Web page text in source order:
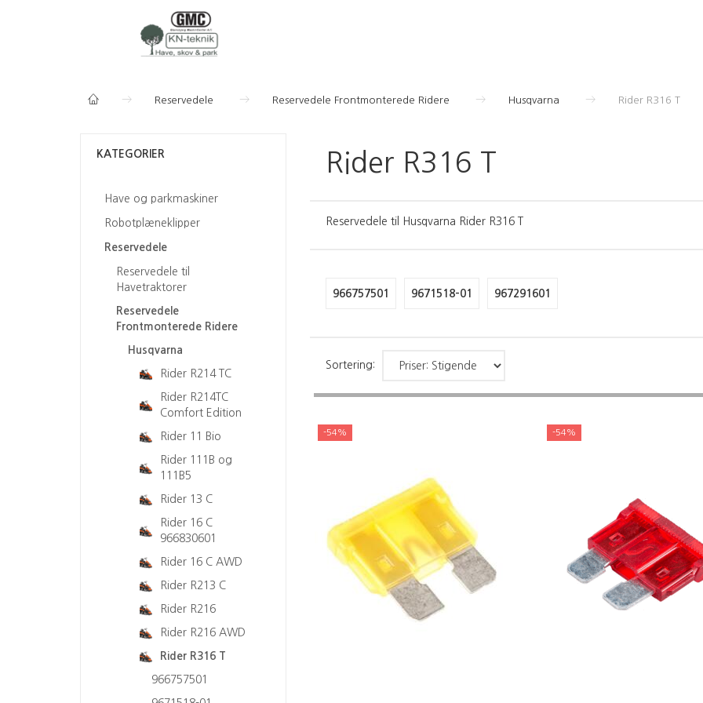
Reservedele Reservedele Frontmonterede Ridere Husqvarna Rider R316 T
KATEGORIER
Have og parkmaskiner
Robotplæneklipper
Reservedele
Reservedele til
Havetraktorer
Reservedele
Frontmonterede Ridere
Husqvarna
Rider R214 TC
Rider R214TC
Comfort Edition
Rider 11 Bio
Rider 111B og
111B5
Rider 13 C
Rider 16 C
966830601
Rider 16 C AWD
Rider R213 C
Rider R216
Rider R216 AWD
Rider R316 T
966757501
Rider R316 T
Reservedele til Husqvarna Rider R316 T
966757501 9671518-01 967291601
Sortering:
-54% -54%